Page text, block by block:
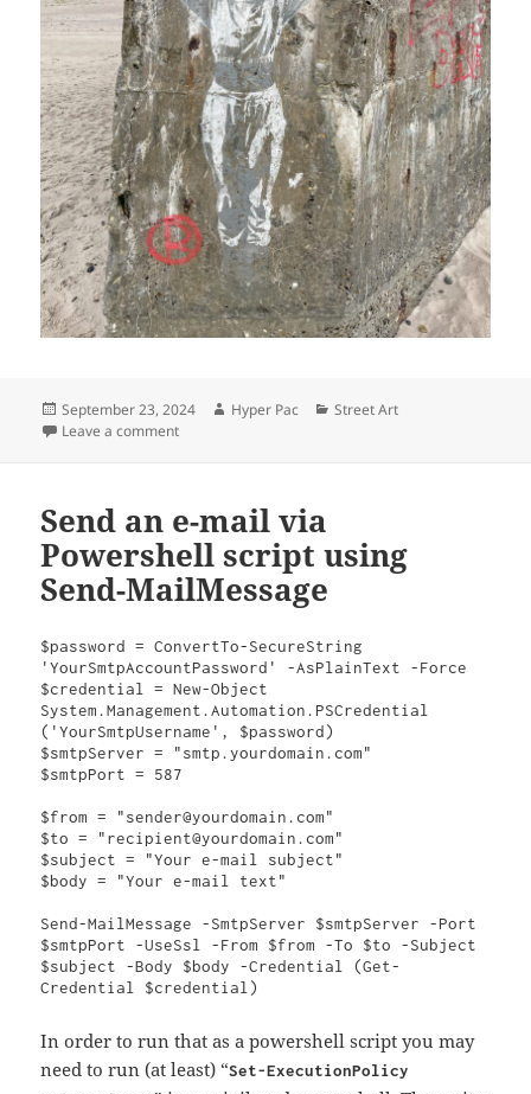
Posted
on
September 23, 2024 Author
Hyper Pac Categories
Street Art
Leave a commenton Street (Beach) Art in Sondervig
Send an e-mail via
Powershell script using
Send-MailMessage
$password = ConvertTo-SecureString
'YourSmtpAccountPassword' -AsPlainText -Force
$credential = New-Object
System.Management.Automation.PSCredential
('YourSmtpUsername', $password)
$smtpServer = "smtp.yourdomain.com"
$smtpPort = 587
$from = "sender@yourdomain.com"
$to = "recipient@yourdomain.com"
$subject = "Your e-mail subject"
$body = "Your e-mail text"
Send-MailMessage -SmtpServer $smtpServer -Port
$smtpPort -UseSsl -From $from -To $to -Subject
$subject -Body $body -Credential (Get-
Credential $credential)
In order to run that as a powershell script you may
need to run (at least) “Set-ExecutionPolicy